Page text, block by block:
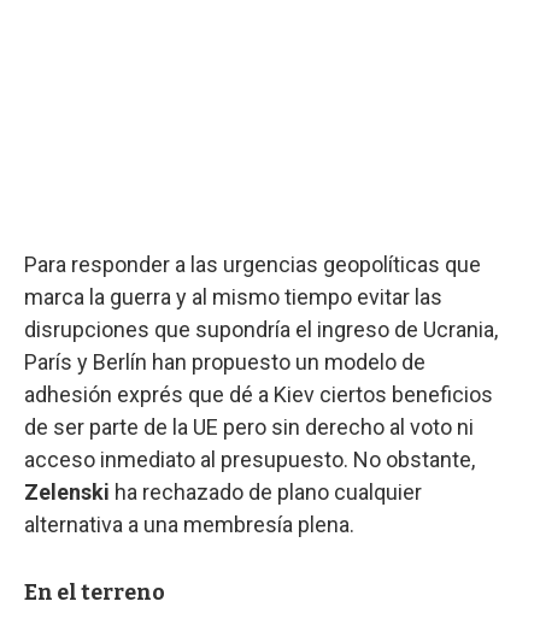
Para responder a las urgencias geopolíticas que
marca la guerra y al mismo tiempo evitar las
disrupciones que supondría el ingreso de Ucrania,
París y Berlín han propuesto un modelo de
adhesión exprés que dé a Kiev ciertos beneficios
de ser parte de la UE pero sin derecho al voto ni
acceso inmediato al presupuesto. No obstante,
Zelenski ha rechazado de plano cualquier
alternativa a una membresía plena.
En el terreno